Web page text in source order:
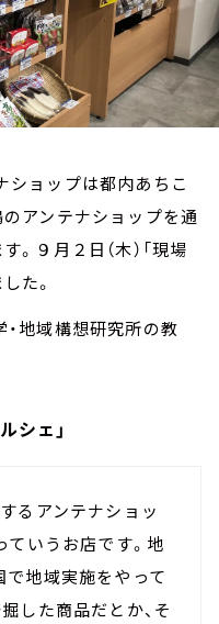
ショップは都内あちこ
アンテナショップを通
。９月２日（木）「現場
た。
地域構想研究所の教
シェ」
るアンテナショッ
ていうお店です。地
地域実施をやって
した商品だとか、そ